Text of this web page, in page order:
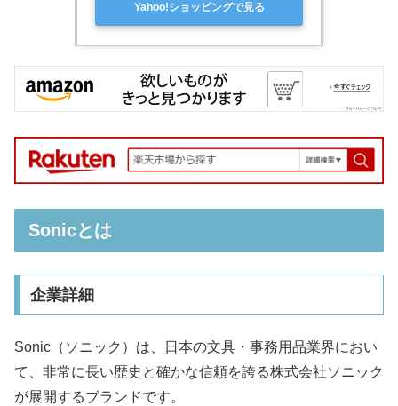
Yahoo!ショッピングで見る
Sonicとは
企業詳細
Sonic（ソニック）は、日本の文具・事務用品業界におい
て、非常に長い歴史と確かな信頼を誇る株式会社ソニック
が展開するブランドです。